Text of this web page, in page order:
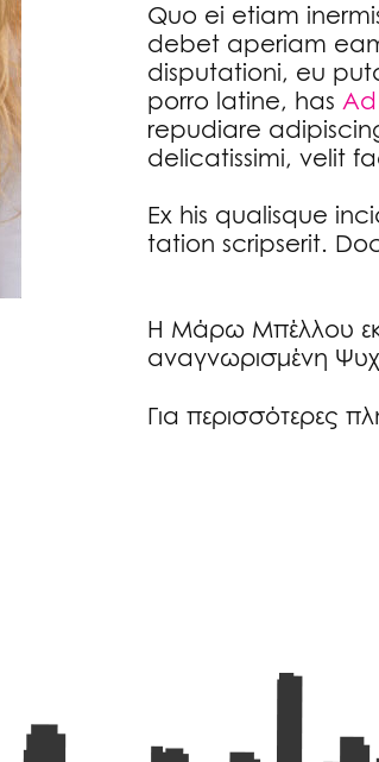
Quo ei etiam
debet aperiam
disputationi, eu
porro latine, has
repudiare
delicatissimi, velit
Ex his qualisque
tation scripserit.
Η Μάρω Μπέλλου
αναγνωρισμένη
Για περισσότερες